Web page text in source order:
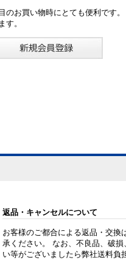
お買い物時にとても便利です。
す。
返品・キャンセルについて
お客様のご都合による返品・交換
承ください。 なお、不良品、破
い等がございましたら弊社送料負